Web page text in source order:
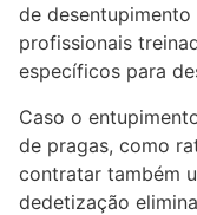
de
profissionais
específicos para
Caso o
de pragas, como
contratar também
dedetização